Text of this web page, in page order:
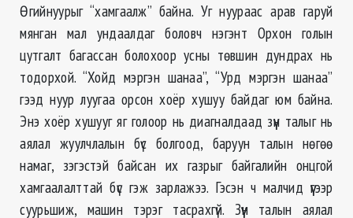
Өгийнуурыг “хамгаалж” байна. Уг нуураас арав гаруй
мянган мал ундаалдаг боловч нэгэнт Орхон голын
цутгалт багассан болохоор усны төвшин дундрах нь
тодорхой. “Хойд мэргэн шанаа”, “Урд мэргэн шанаа”
гээд нуур луугаа орсон хоёр хушуу байдаг юм байна.
Энэ хоёр хушууг яг голоор нь диагналдаад зүүн талыг нь
аялал жуулчлалын бүс болгоод, баруун талын нөгөө
намаг, зэгэстэй байсан их газрыг байгалийн онцгой
хамгаалалттай бүс гэж зарлажээ. Гэсэн ч малчид үүгээр
суурьшиж, машин тэрэг тасрахгүй. Зүүн талын аялал